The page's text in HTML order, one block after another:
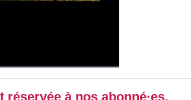
à nos abonné·es.